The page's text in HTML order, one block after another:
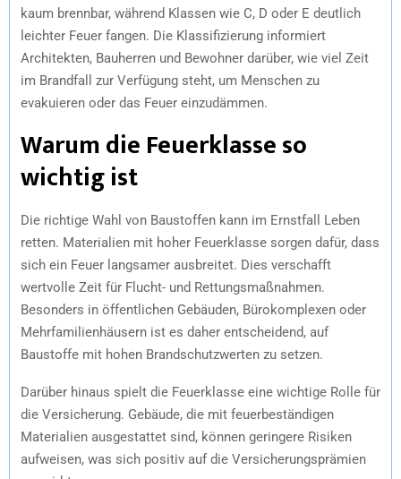
kaum brennbar, während Klassen wie C, D oder E deutlich
leichter Feuer fangen. Die Klassifizierung informiert
Architekten, Bauherren und Bewohner darüber, wie viel Zeit
im Brandfall zur Verfügung steht, um Menschen zu
evakuieren oder das Feuer einzudämmen.
Warum die Feuerklasse so
wichtig ist
Die richtige Wahl von Baustoffen kann im Ernstfall Leben
retten. Materialien mit hoher Feuerklasse sorgen dafür, dass
sich ein Feuer langsamer ausbreitet. Dies verschafft
wertvolle Zeit für Flucht- und Rettungsmaßnahmen.
Besonders in öffentlichen Gebäuden, Bürokomplexen oder
Mehrfamilienhäusern ist es daher entscheidend, auf
Baustoffe mit hohen Brandschutzwerten zu setzen.
Darüber hinaus spielt die Feuerklasse eine wichtige Rolle für
die Versicherung. Gebäude, die mit feuerbeständigen
Materialien ausgestattet sind, können geringere Risiken
aufweisen, was sich positiv auf die Versicherungsprämien